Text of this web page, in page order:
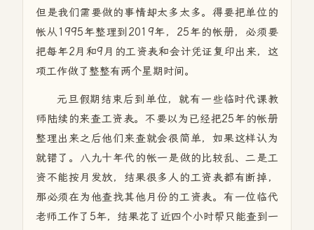
但是我们需要做的事情却太多太多。得要把单位的
帐从1995年整理到2019年，25年的帐册，必须要
把每年2月和9月的工资表和会计凭证复印出来，这
项工作做了整整有两个星期时间。
元旦假期结束后到单位，就有一些临时代课教
师陆续的来查工资表。不要以为已经把25年的帐册
整理出来之后他们来查就会很简单，如果这样认为
就错了。八九十年代的帐一是做的比较乱、二是工
资不能按月发放，结果很多人的工资表都有断掉，
那必须在为他查找其他月份的工资表。有一位临代
老师工作了5年，结果花了近四个小时帮只能查到一